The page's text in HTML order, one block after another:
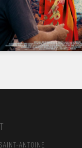
ANTOINE